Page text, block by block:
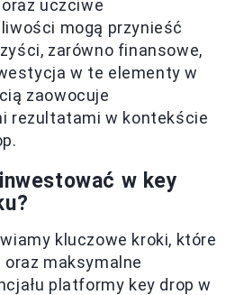
uczciwe
mogą przynieść
zarówno finansowe,
w te elementy w
zaowocuje
rezultatami w kontekście
w key
kluczowe kroki, które
oraz maksymalne
platformy key drop w